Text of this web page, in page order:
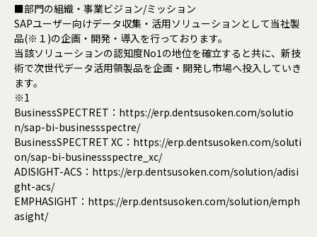
■部門の組織・事業ビジョン/ミッション
SAPユーザー向けデータ収集・活用ソリューションとして当社製
品(※１)の企画・開発・導入を行っております。
当該ソリューションの認知度No1の地位を確立すると共に、新技
術で次世代データ活用領製品を企画・開発し市場へ投入していき
ます。
※1
BusinessSPECTRET：https://erp.dentsusoken.com/solutio
n/sap-bi-businessspectre/
BusinessSPECTRET XC：https://erp.dentsusoken.com/soluti
on/sap-bi-businessspectre_xc/
ADISIGHT-ACS：https://erp.dentsusoken.com/solution/adisi
ght-acs/
EMPHASIGHT：https://erp.dentsusoken.com/solution/emph
asight/